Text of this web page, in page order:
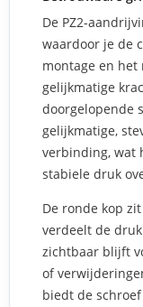
De PZ2-
waardoor je de
montage en
gelijkmatige
doorgelopende
gelijkmatige,
verbinding, wat
stabiele druk
De ronde kop
verdeelt de
zichtbaar blijft
of
biedt de